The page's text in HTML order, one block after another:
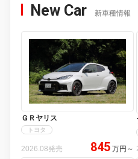
New Car 新車種情報
ＧＲヤリス
トヨタ
2026.08発売 845 万円 ～